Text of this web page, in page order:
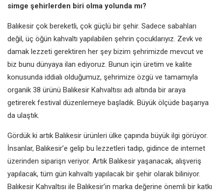
simge şehirlerden biri olma yolunda mı?
Balıkesir çok bereketli, çok güçlü bir şehir. Sadece sabahları
değil, üç öğün kahvaltı yapılabilen şehrin çocuklarıyız. Zevk ve
damak lezzeti gerektiren her şey bizim şehrimizde mevcut ve
biz bunu dünyaya ilan ediyoruz. Bunun için üretim ve kalite
konusunda iddialı olduğumuz, şehrimize özgü ve tamamıyla
organik 38 ürünü Balıkesir Kahvaltısı adı altında bir araya
getirerek festival düzenlemeye başladık. Büyük ölçüde başarıya
da ulaştık.
Gördük ki artık Balıkesir ürünleri ülke çapında büyük ilgi görüyor.
İnsanlar, Balıkesir’e gelip bu lezzetleri tadıp, gidince de internet
üzerinden siparişn veriyor. Artık Balıkesir yaşanacak, alışveriş
yapılacak, tüm gün kahvaltı yapılacak bir şehir olarak biliniyor.
Balıkesir Kahvaltısı ile Balıkesir’in marka değerine önemli bir katkı